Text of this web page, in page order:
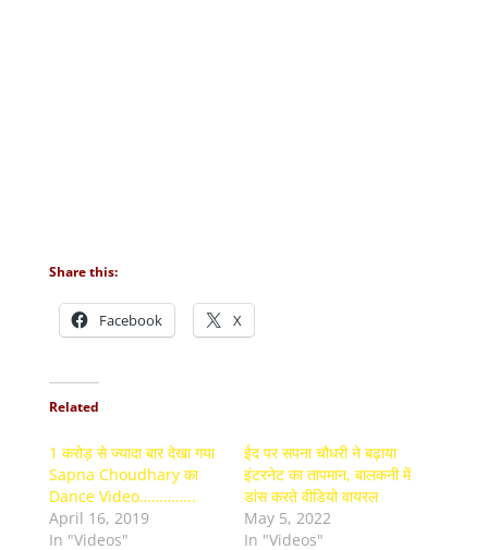
Share this:
Facebook X
Related
1 करोड़ से ज्यादा बार देखा गया
Sapna Choudhary का
Dance Video…………..
April 16, 2019
In "Videos"
ईद पर सपना चौधरी ने बढ़ाया
इंटरनेट का तापमान, बालकनी में
डांस करते वीडियो वायरल
May 5, 2022
In "Videos"